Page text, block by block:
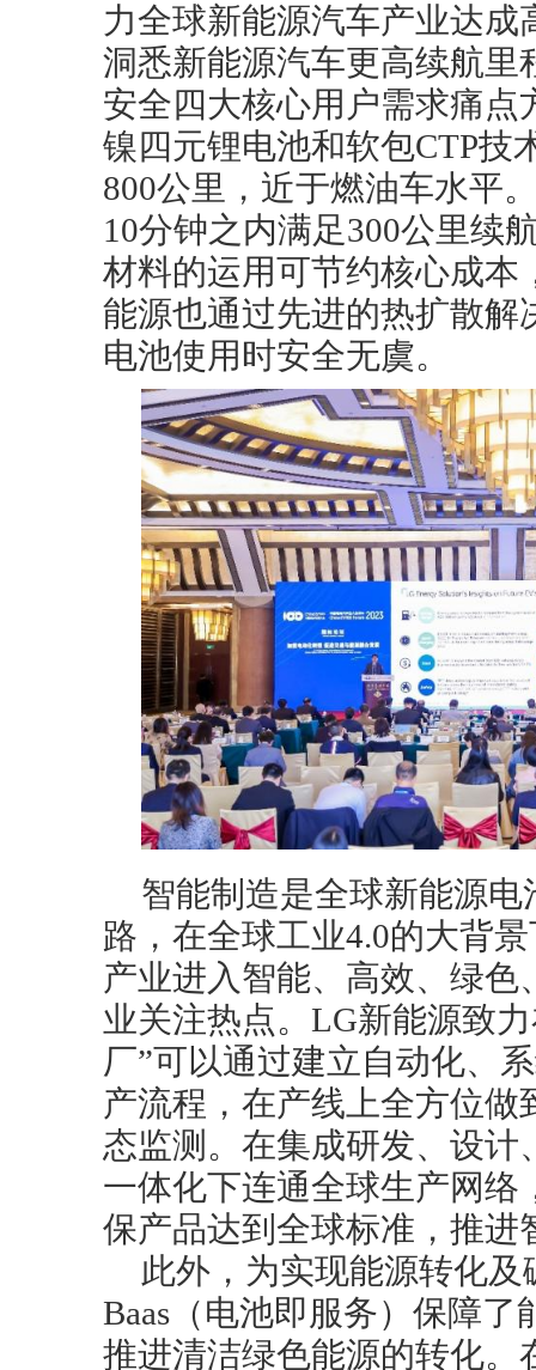
力全球新能源汽车产业达
洞悉新能源汽车更高续航
安全四大核心用户需求痛
镍四元锂电池和软包CTP技
800公里，近于燃油车水平
10分钟之内满足300公里续
材料的运用可节约核心成
能源也通过先进的热扩散
电池使用时安全无虞。
智能制造是全球新能源
路，在全球工业4.0的大背
产业进入智能、高效、绿
业关注热点。LG新能源致
厂”可以通过建立自动化、
产流程，在产线上全方位
态监测。在集成研发、设
一体化下连通全球生产网
保产品达到全球标准，推
此外，为实现能源转化
Baas（电池即服务）保障
推进清洁绿色能源的转化